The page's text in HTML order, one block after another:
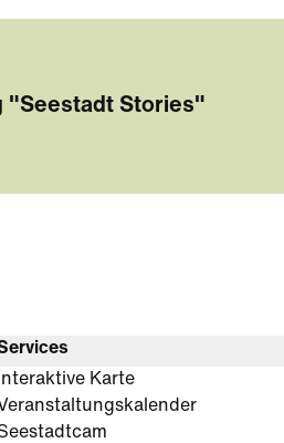
"Seestadt Stories"
Interaktive Karte